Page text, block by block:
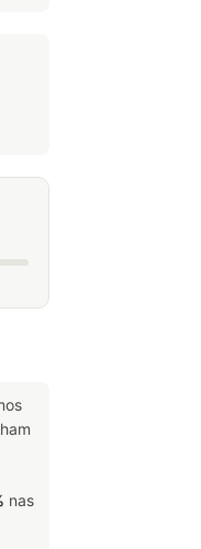
nas